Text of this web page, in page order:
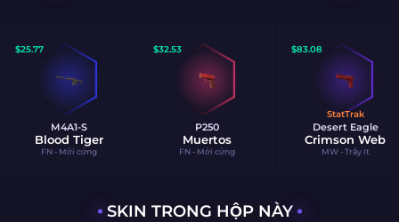
$25.77
M4A1-S
Blood Tiger
FN - Mới cứng
$32.53
P250
Muertos
FN - Mới cứng
$83.08
StatTrak
Desert Eagle
Crimson Web
MW - Trầy ít
SKIN TRONG HỘP NÀY